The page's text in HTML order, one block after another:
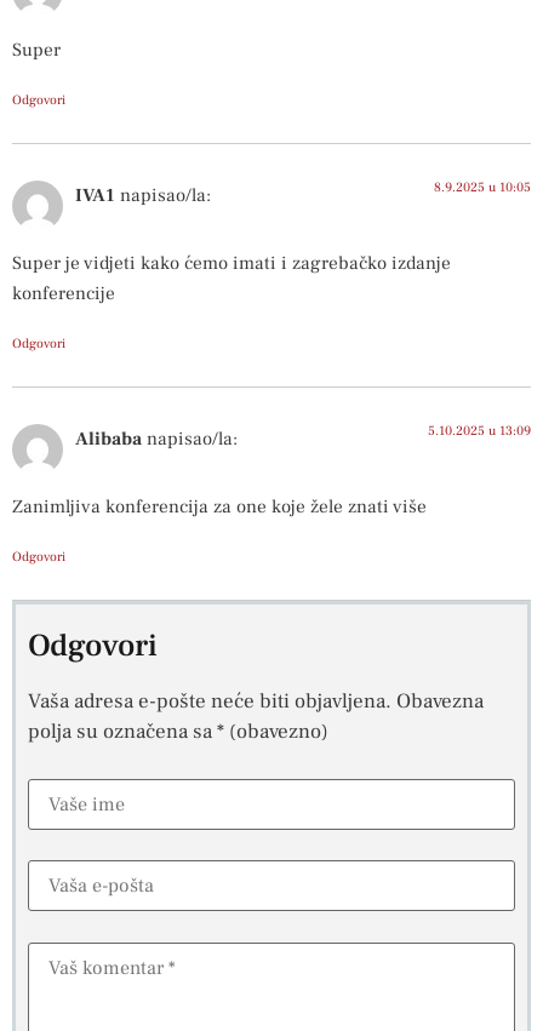
Super
Odgovori
IVA1 napisao/la: 8.9.2025 u 10:05
Super je vidjeti kako ćemo imati i zagrebačko izdanje
konferencije
Odgovori
Alibaba napisao/la: 5.10.2025 u 13:09
Zanimljiva konferencija za one koje žele znati više
Odgovori
Odgovori
Vaša adresa e-pošte neće biti objavljena. Obavezna
polja su označena sa* (obavezno)